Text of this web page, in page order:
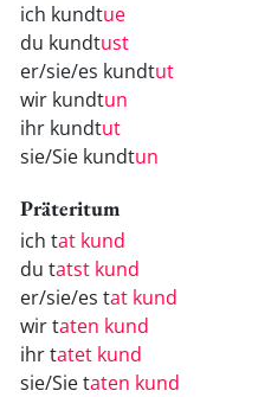
ich kundtue
du kundtust
er/sie/es kundtut
wir kundtun
ihr kundtut
sie/Sie kundtun
Präteritum
ich tat kund
du tatst kund
er/sie/es tat kund
wir taten kund
ihr tatet kund
sie/Sie taten kund